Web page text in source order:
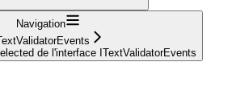
Navigation
de l'interface ITextValidatorEvents